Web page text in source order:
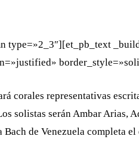
corales representativas
solistas serán Ambar Arias,
de Venezuela completa